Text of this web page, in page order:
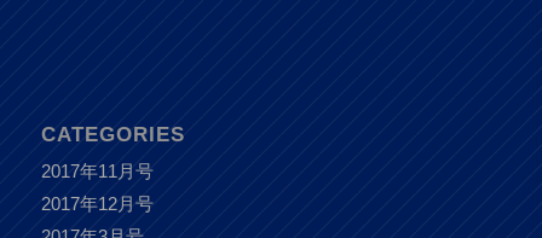
CATEGORIES
2017年11月号
2017年12月号